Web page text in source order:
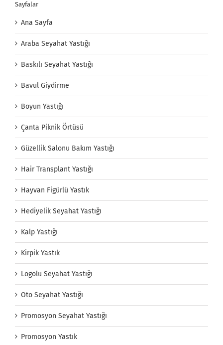
Sayfalar
Ana Sayfa
Araba Seyahat Yastığı
Baskılı Seyahat Yastığı
Bavul Giydirme
Boyun Yastığı
Çanta Piknik Örtüsü
Güzellik Salonu Bakım Yastığı
Hair Transplant Yastığı
Hayvan Figürlü Yastık
Hediyelik Seyahat Yastığı
Kalp Yastığı
Kirpik Yastık
Logolu Seyahat Yastığı
Oto Seyahat Yastığı
Promosyon Seyahat Yastığı
Promosyon Yastık